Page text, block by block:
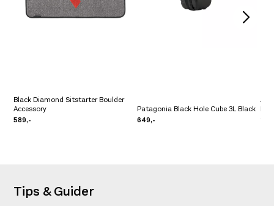
Black Diamond Sitstarter Boulder
Accessory
589,-
Patagonia Black Hole Cube 3L Black
649,-
Tips & Guider